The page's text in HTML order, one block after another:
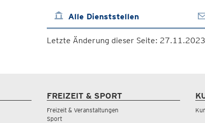
Alle Dienststellen
Letzte Änderung dieser Seite: 27.11.2023
FREIZEIT & SPORT
Freizeit & Veranstaltungen
Sport